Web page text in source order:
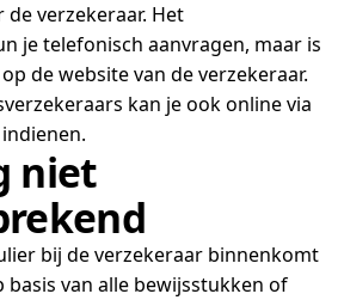
verzekeraar. Het
je telefonisch aanvragen, maar is
de website van de verzekeraar.
kan je ook online via
niet
bij de verzekeraar binnenkomt
basis van alle bewijsstukken of